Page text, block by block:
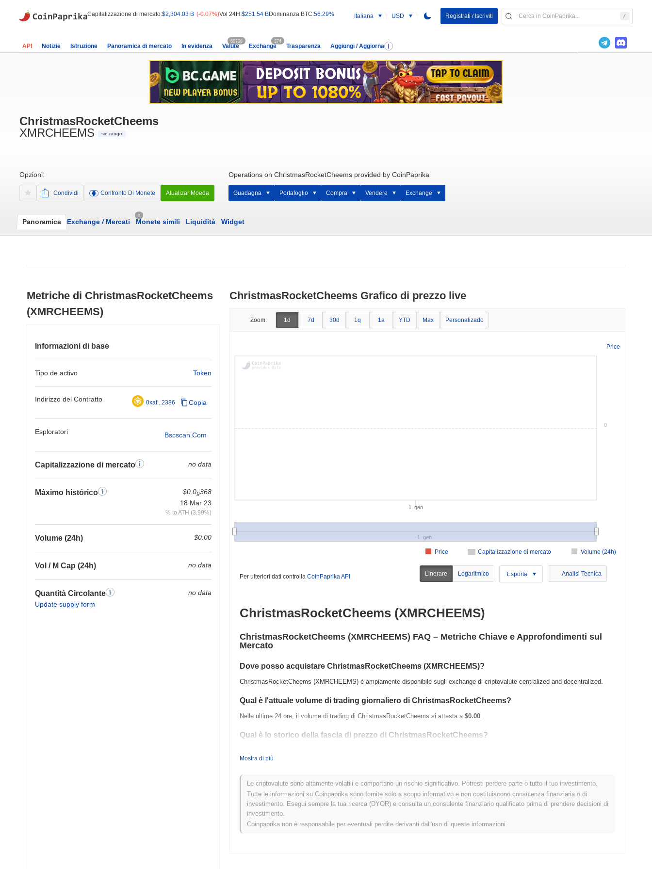
Capitalizzazione di mercato:$2,304.03 B (-0.07%)Vol 24H:$251.54 BDominanza BTC:56.29% Italiana USD Registrati / Iscriviti
API Notizie Istruzione Panoramica di mercato In evidenza Valute
60708
Exchange
374
Trasparenza Aggiungi / Aggiorna
ChristmasRocketCheems
XMRCHEEMS
sin rango
Opzioni:
Condividi Confronto Di Monete Atualizar Moeda
Operations on ChristmasRocketCheems provided by CoinPaprika
Guadagna Portafoglio Compra Vendere Exchange
Panoramica Exchange /Mercati
0
Monete simili Liquidità Widget
Metriche di ChristmasRocketCheems
(XMRCHEEMS)
Informazioni di base
Tipo de activo Token
Indirizzo del Contratto 0xaf...2386 Copia
Esploratori Bscscan.com
Capitalizzazione di mercato no data
Máximo histórico $0.09368
18 Mar 23
% to ATH (3.99%)
Volume (24h) $0.00
Vol / M Cap (24h) no data
Quantità Circolante
Update supply form
no data
ChristmasRocketCheems Grafico di prezzo live
Zoom: 1d 7d 30d 1q 1a YTD Max Personalizado
Price
Capitalizzazione di mercato Volume (24h)
Price
1. gen
1. gen
0
Per ulteriori dati controlla CoinPaprika API Linerare Logaritmico Esporta Analisi Tecnica
ChristmasRocketCheems (XMRCHEEMS)
ChristmasRocketCheems (XMRCHEEMS) FAQ – Metriche Chiave e Approfondimenti sul
Mercato
Dove posso acquistare ChristmasRocketCheems (XMRCHEEMS)?
ChristmasRocketCheems (XMRCHEEMS) è ampiamente disponibile sugli exchange di criptovalute centralized and decentralized.
Qual è l'attuale volume di trading giornaliero di ChristmasRocketCheems?
Nelle ultime 24 ore, il volume di trading di ChristmasRocketCheems si attesta a $0.00 .
Qual è lo storico della fascia di prezzo di ChristmasRocketCheems?
Minimo Storico (ATL):
ChristmasRocketCheems è attualmente scambiato~3.84%al di sotto del suo ATH .
Come si sta comportando ChristmasRocketCheems rispetto al mercato crypto più ampio?
Negli ultimi 7 giorni, ChristmasRocketCheems ha guadagnato
calo del0.07% . Ciò indica una forte performance nell'azione del prezzo di XMRCHEEMS rispetto allo slancio del mercato più ampio.
Mostra di più
Le criptovalute sono altamente volatili e comportano un rischio significativo. Potresti perdere parte o tutto il tuo investimento.
Tutte le informazioni su Coinpaprika sono fornite solo a scopo informativo e non costituiscono consulenza finanziaria o di
investimento. Esegui sempre la tua ricerca (DYOR) e consulta un consulente finanziario qualificato prima di prendere decisioni di
investimento.
Coinpaprika non è responsabile per eventuali perdite derivanti dall'uso di queste informazioni.